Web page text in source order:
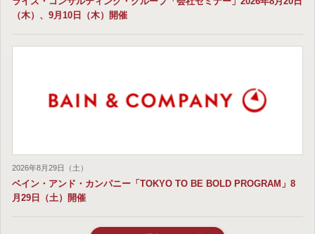
（木）、9月10日（木）開催
2026年8月29日（土）
ベイン・アンド・カンパニー「TOKYO TO BE BOLD PROGRAM」8
月29日（土）開催